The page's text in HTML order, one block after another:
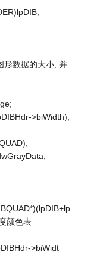
形数据的大小, 并
>biWidth);
颜色表
>biWidt